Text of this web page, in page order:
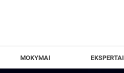
MOKYMAI EKSPERTAI